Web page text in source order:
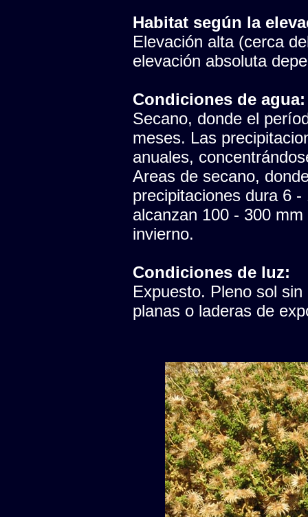
Habitat según la
Elevación alta (cerca
elevación absoluta
Condiciones de agua:
Secano, donde el
meses. Las
anuales,
Areas de secano,
precipitaciones dura 6
alcanzan 100 - 300
invierno.
Condiciones de luz:
Expuesto. Pleno sol
planas o laderas de